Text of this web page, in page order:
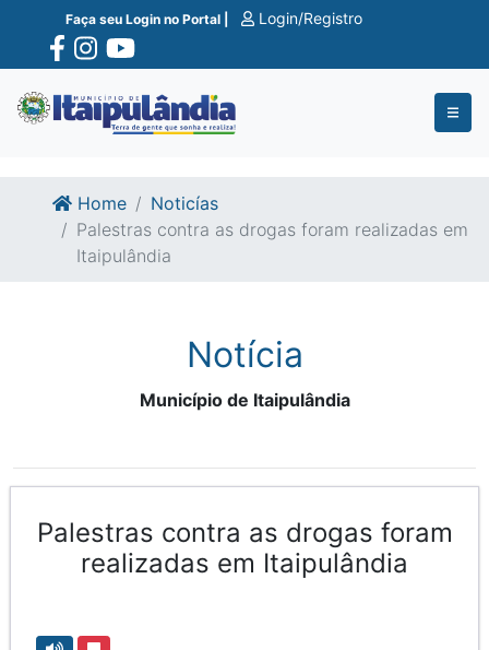
Ir para o conte�do
Ir para o fim do conte�do
Faça seu Login no Portal | Login/Registro
Home
Noticías
Palestras contra as drogas foram realizadas em
Itaipulândia
Notícia
Município de Itaipulândia
Palestras contra as drogas foram
realizadas em Itaipulândia